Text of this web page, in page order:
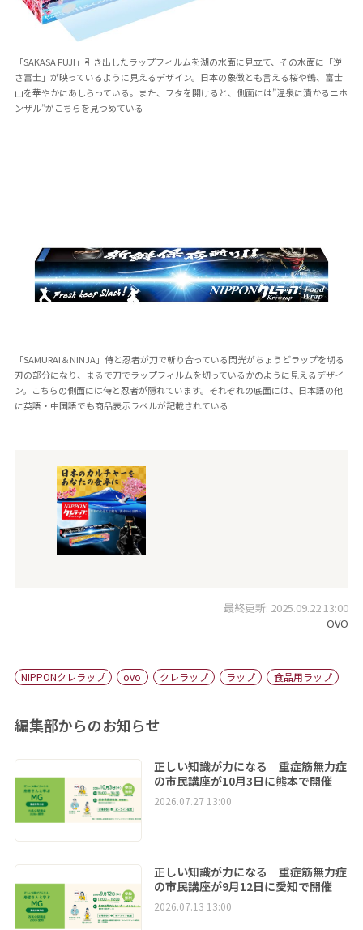
「SAKASA FUJI」引き出したラップフィルムを湖の水面に見立て、その水面に「逆
さ富士」が映っているように見えるデザイン。日本の象徴とも言える桜や鶴、富士
山を華やかにあしらっている。また、フタを開けると、側面には”温泉に漬かるニホ
ンザル”がこちらを見つめている
「SAMURAI＆NINJA」侍と忍者が刀で斬り合っている閃光がちょうどラップを切る
刃の部分になり、まるで刀でラップフィルムを切っているかのように見えるデザイ
ン。こちらの側面には侍と忍者が隠れています。それぞれの底面には、日本語の他
に英語・中国語でも商品表示ラベルが記載されている
最終更新: 2025.09.22 13:00
OVO
NIPPONクレラップ ovo クレラップ ラップ 食品用ラップ
編集部からのお知らせ
正しい知識が力になる 重症筋無力症
の市民講座が10月3日に熊本で開催
2026.07.27 13:00
正しい知識が力になる 重症筋無力症
の市民講座が9月12日に愛知で開催
2026.07.13 13:00